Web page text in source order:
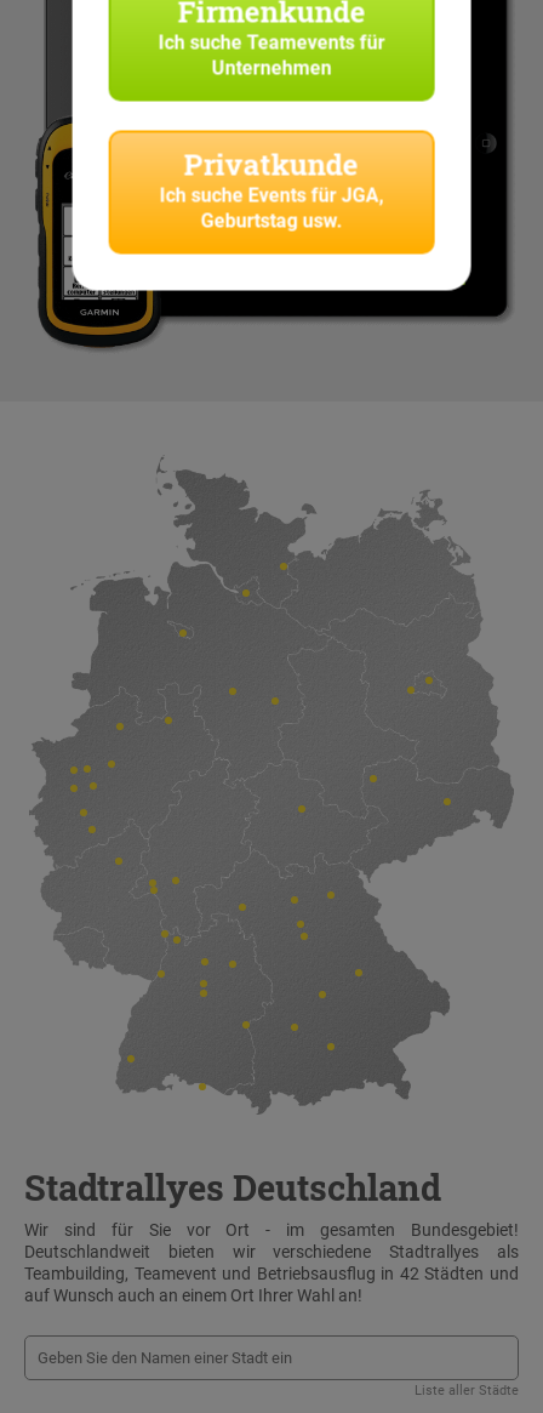
Stadtrallyes Deutschland
Wir sind für Sie vor Ort - im gesamten Bundesgebiet!
Deutschlandweit bieten wir verschiedene Stadtrallyes als
Teambuilding, Teamevent und Betriebsausflug in 42 Städten und
auf Wunsch auch an einem Ort Ihrer Wahl an!
Liste aller Städte
Firmenkunde
Ich sucheTeamevents für
Unternehmen
Privatkunde
Ich suche Events für JGA,
Geburtstag usw.